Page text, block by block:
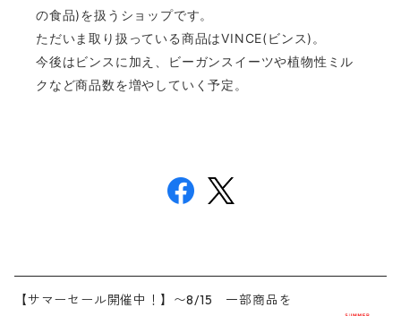
の食品)を扱うショップです。
ただいま取り扱っている商品はVINCE(ビンス)。
今後はビンスに加え、ビーガンスイーツや植物性ミル
クなど商品数を増やしていく予定。
【サマーセール開催中！】〜8/15 一部商品を